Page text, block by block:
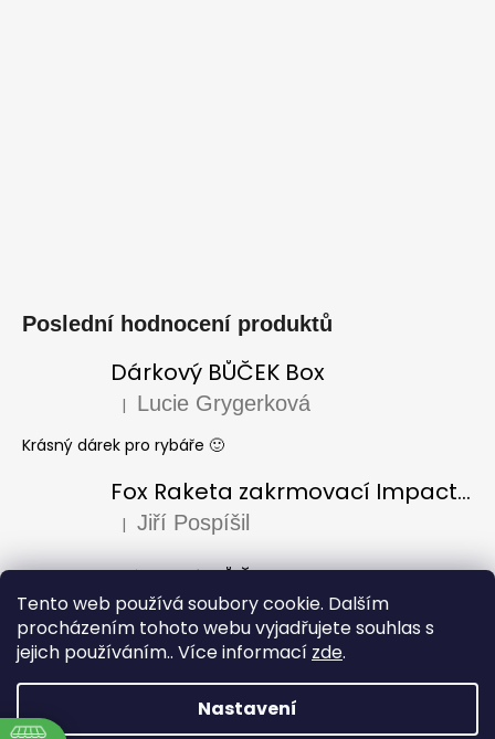
Tento web používá soubory cookie. Dalším
procházením tohoto webu vyjadřujete souhlas s
jejich používáním.. Více informací zde.
Nastavení
Poslední hodnocení produktů
Dárkový BŮČEK Box
Hodnocení produktu je 5 z 5 hvězdiček.
| Lucie Grygerková
Krásný dárek pro rybáře 🙂
Fox Raketa zakrmovací Impact Spod
Hodnocení produktu je 5 z 5 hvězdiček.
| Jiří Pospíšil
Dárkový BŮČEK Box
Hodnocení produktu je 5 z 5 hvězdiček.
| Laura Varadi
Dárek pro dědu k narozeninám, za mě úžasný i krásně